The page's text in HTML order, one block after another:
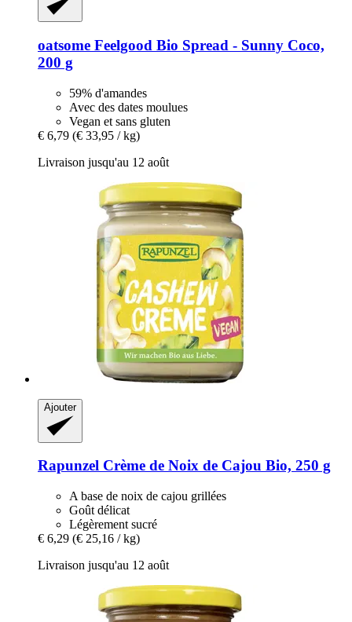
oatsome Feelgood Bio Spread -​ Sunny Coco,
200 g
59% d'amandes
Avec des dates moulues
Vegan et sans gluten
€ 6,79 (€ 33,95 / kg)
Livraison jusqu'au 12 août
Ajouter
Rapunzel Crème de Noix de Cajou Bio, 250 g
A base de noix de cajou grillées
Goût délicat
Légèrement sucré
€ 6,29 (€ 25,16 / kg)
Livraison jusqu'au 12 août